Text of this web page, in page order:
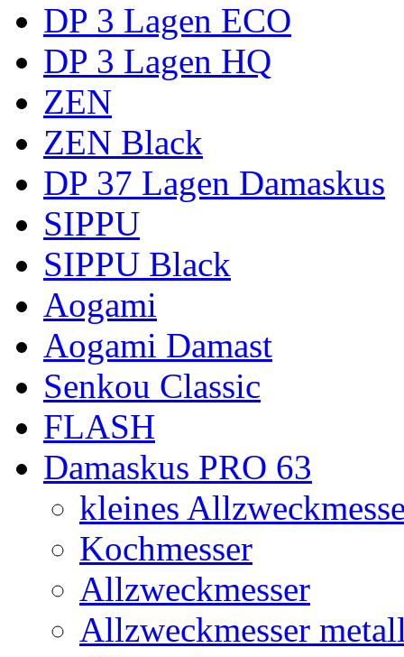
DP 3 Lagen ECO
DP 3 Lagen HQ
ZEN
ZEN Black
DP 37 Lagen Damaskus
SIPPU
SIPPU Black
Aogami
Aogami Damast
Senkou Classic
FLASH
Damaskus PRO 63
kleines
Kochmesser
Allzweckmesser
Allzweckmesser